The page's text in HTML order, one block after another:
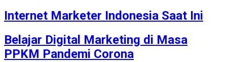
Internet Marketer Indonesia Saat Ini
Belajar Digital Marketing di Masa
PPKM Pandemi Corona